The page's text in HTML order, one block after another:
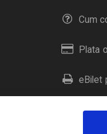
Cum
Plata
eBilet